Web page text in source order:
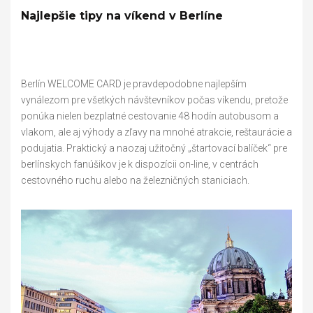
Najlepšie tipy na víkend v Berlíne
Berlín WELCOME CARD je pravdepodobne najlepším
vynálezom pre všetkých návštevníkov počas víkendu, pretože
ponúka nielen bezplatné cestovanie 48 hodín autobusom a
vlakom, ale aj výhody a zľavy na mnohé atrakcie, reštaurácie a
podujatia. Praktický a naozaj užitočný „štartovací balíček“ pre
berlínskych fanúšikov je k dispozícii on-line, v centrách
cestovného ruchu alebo na železničných staniciach.